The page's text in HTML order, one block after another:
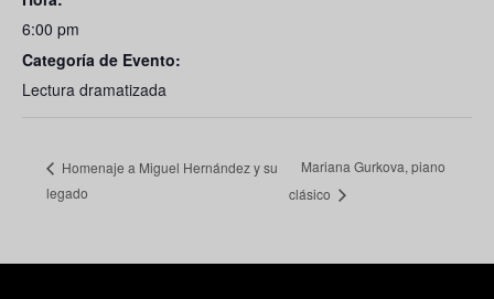
6:00 pm
Categoría de Evento:
Lectura dramatizada
Homenaje a Miguel Hernández y su
legado
Mariana Gurkova, piano
clásico